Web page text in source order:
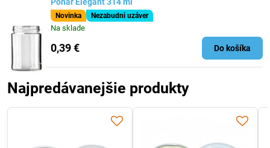
Novinka Nezabudni uzáver
Na sklade
0,39 € Do košíka
Najpredávanejšie produkty